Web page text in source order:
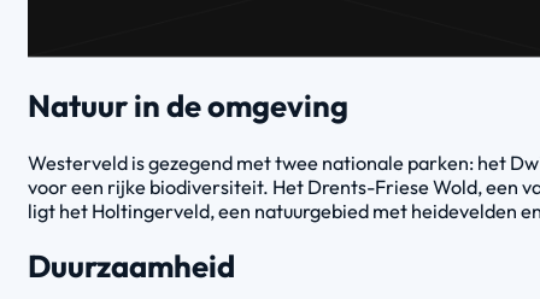
Natuur in de omgeving
Westerveld is gezegend met twee nationale parken: het
voor een rijke biodiversiteit. Het Drents-Friese Wold, een
ligt het Holtingerveld, een natuurgebied met heidevelden
Duurzaamheid